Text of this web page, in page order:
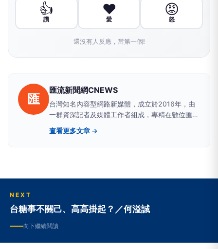
👍
讚
❤️
愛
😡
怒
還沒有人反應，當第一個!
匯
匯流新聞網CNEWS
台灣知名內容型網路新媒體，成立於2016年，由
一群資深記者及媒體工作者組成，專精在數位匯
流、醫藥生活、網路科技、政治民調、新能源及金
融財經等領域。新聞擴散平台包括雅虎、google
查看更多文章 →
NEXT
台糖事不關己、高高掛起？／何溢誠
向下繼續閱讀